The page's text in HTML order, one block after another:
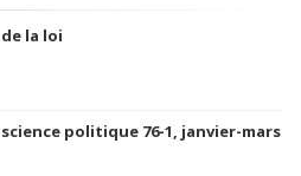
la loi
politique 76-1, janvier-mars